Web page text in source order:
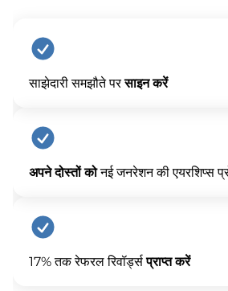
साझेदारी समझौते परसाइन करें
अपने दोस्तों कोनई जनरेशन की एयरशिप्स
17% तक रेफरल रिवॉर्ड्सप्राप्त करें